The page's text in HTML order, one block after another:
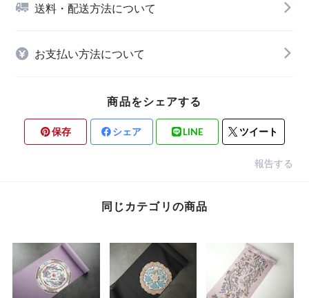
送料・配送方法について
お支払い方法について
商品をシェアする
保存 シェア LINE ツイート
報告する
同じカテゴリの商品